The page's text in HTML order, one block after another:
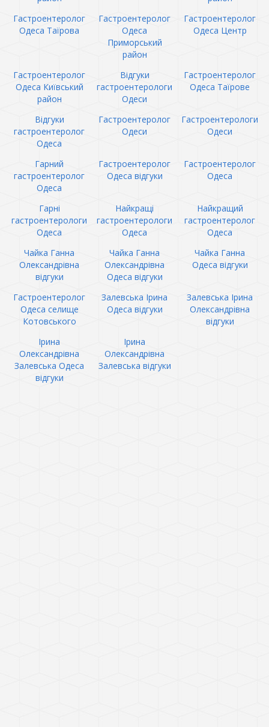
Гастроентеролог
Одеса Таїрова
Гастроентеролог
Одеса
Приморський
район
Гастроентеролог
Одеса Центр
Гастроентеролог
Одеса Київський
район
Відгуки
гастроентерологи
Одеси
Гастроентеролог
Одеса Таїрове
Відгуки
гастроентеролог
Одеса
Гастроентеролог
Одеси
Гастроентерологи
Одеси
Гарний
гастроентеролог
Одеса
Гастроентеролог
Одеса відгуки
Гастроентеролог
Одеса
Гарні
гастроентерологи
Одеса
Найкращі
гастроентерологи
Одеса
Найкращий
гастроентеролог
Одеса
Чайка Ганна
Олександрівна
відгуки
Чайка Ганна
Олександрівна
Одеса відгуки
Чайка Ганна
Одеса відгуки
Гастроентеролог
Одеса селище
Котовського
Залевська Ірина
Одеса відгуки
Залевська Ірина
Олександрівна
відгуки
Ірина
Олександрівна
Залевська Одеса
відгуки
Ірина
Олександрівна
Залевська відгуки